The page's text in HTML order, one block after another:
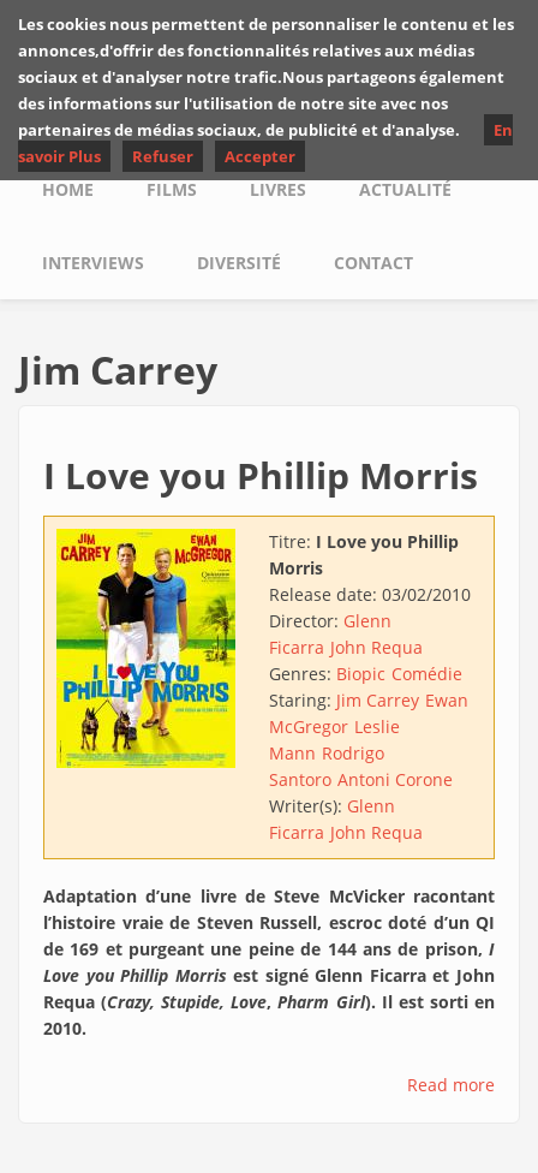
Skip to main content
Les critiques de
Yuyine
Main menu
HOME FILMS LIVRES ACTUALITÉ
INTERVIEWS DIVERSITÉ CONTACT
Jim Carrey
I Love you Phillip Morris
Titre: I Love you Phillip
Morris
Release date: 03/02/2010
Director: Glenn
Ficarra John Requa
Genres: Biopic Comédie
Staring: Jim Carrey Ewan
McGregor Leslie
Mann Rodrigo
Santoro Antoni Corone
Writer(s): Glenn
Ficarra John Requa
Adaptation d’une livre de Steve McVicker racontant
l’histoire vraie de Steven Russell, escroc doté d’un QI
de 169 et purgeant une peine de 144 ans de prison, I
Love you Phillip Morris est signé Glenn Ficarra et John
Requa (Crazy, Stupide, Love,Pharm Girl). Il est sorti en
2010.
Read more
Les cookies nous permettent de personnaliser le contenu et les
annonces,d'offrir des fonctionnalités relatives aux médias
sociaux et d'analyser notre trafic.Nous partageons également
des informations sur l'utilisation de notre site avec nos
partenaires de médias sociaux, de publicité et d'analyse.
En
savoir Plus
Refuser Accepter